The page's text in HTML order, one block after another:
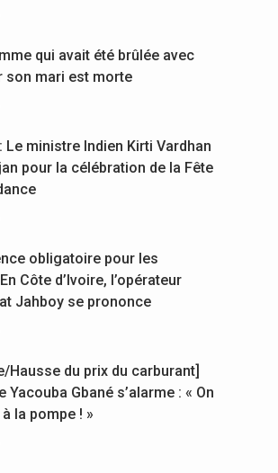
qui avait été brûlée avec
son mari est morte
Le ministre Indien Kirti Vardhan
pour la célébration de la Fête
obligatoire pour les
Côte d’Ivoire, l’opérateur
Jahboy se prononce
Hausse du prix du carburant]
Yacouba Gbané s’alarme : « On
la pompe ! »